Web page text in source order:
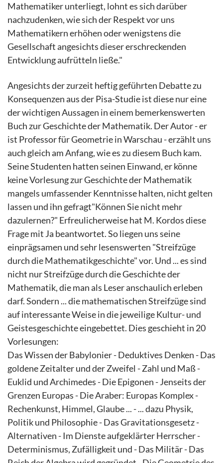
Mathematiker unterliegt, lohnt es sich darüber
nachzudenken, wie sich der Respekt vor uns
Mathematikern erhöhen oder wenigstens die
Gesellschaft angesichts dieser erschreckenden
Entwicklung aufrütteln ließe."
Angesichts der zurzeit heftig geführten Debatte zu
Konsequenzen aus der Pisa-Studie ist diese nur eine
der wichtigen Aussagen in einem bemerkenswerten
Buch zur Geschichte der Mathematik. Der Autor - er
ist Professor für Geometrie in Warschau - erzählt uns
auch gleich am Anfang, wie es zu diesem Buch kam.
Seine Studenten hatten seinen Einwand, er könne
keine Vorlesung zur Geschichte der Mathematik
mangels umfassender Kenntnisse halten, nicht gelten
lassen und ihn gefragt"Können Sie nicht mehr
dazulernen?" Erfreulicherweise hat M. Kordos diese
Frage mit Ja beantwortet. So liegen uns seine
einprägsamen und sehr lesenswerten "Streifzüge
durch die Mathematikgeschichte" vor. Und ... es sind
nicht nur Streifzüge durch die Geschichte der
Mathematik, die man als Leser anschaulich erleben
darf. Sondern ... die mathematischen Streifzüge sind
auf interessante Weise in die jeweilige Kultur- und
Geistesgeschichte eingebettet. Dies geschieht in 20
Vorlesungen:
Das Wissen der Babylonier - Deduktives Denken - Das
goldene Zeitalter und der Zweifel - Zahl und Maß -
Euklid und Archimedes - Die Epigonen - Jenseits der
Grenzen Europas - Die Araber: Europas Komplex -
Rechenkunst, Himmel, Glaube ... - ... dazu Physik,
Politik und Philosophie - Das Gravitationsgesetz -
Alternativen - Im Dienste aufgeklärter Herrscher -
Determinismus, Zufälligkeit und - Das Militär - Das